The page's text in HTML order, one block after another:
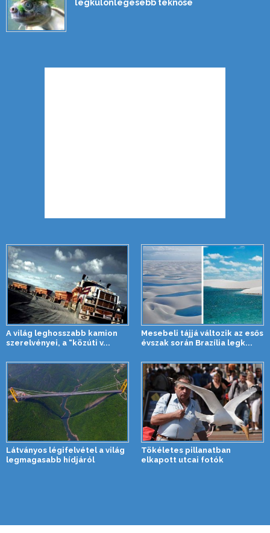
legkülönlegesebb teknőse
A világ leghosszabb kamion
szerelvényei, a “közúti v...
Mesebeli tájjá változik az esős
évszak során Brazília legk...
Látványos légifelvétel a világ
legmagasabb hídjáról
Tökéletes pillanatban
elkapott utcai fotók